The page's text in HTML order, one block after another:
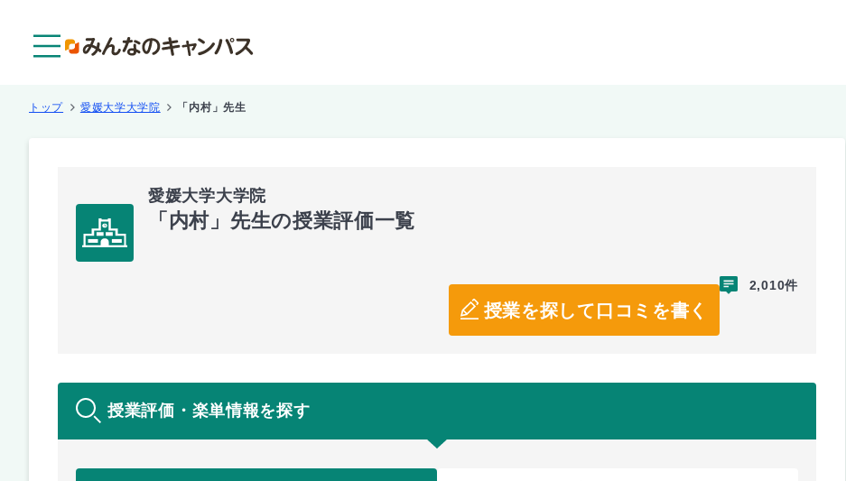
トップ 愛媛大学大学院 「内村」先生
愛媛大学大学院
「内村」先生の授業評価一覧
授業を探して口コミを書く
2,010件
授業評価・楽単情報を探す